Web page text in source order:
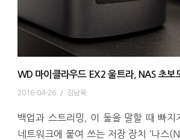
WD 마이클라우드 EX2 울트라, NAS 초보
2016-04-26 / 김남욱
백업과 스트리밍, 이 둘을 말할 때 빠지
네트워크에 붙여 쓰는 저장 장치 ‘나스